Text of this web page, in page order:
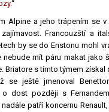
“
Alpine a jeho trápením se v
Francouzští a
by se do Enstonu mohl
nebude mít páru makat jako
Briatore s tímto týmem získal
se ještě jmenoval
o dost později s
nadále patří koncernu